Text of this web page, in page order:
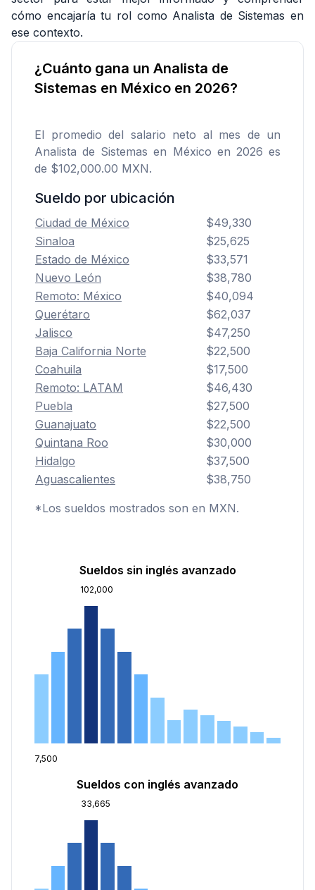
cómo encajaría tu rol como Analista de Sistemas en
ese contexto.
¿Cuánto gana un Analista de
Sistemas en México en 2026?
El promedio del salario neto al mes de un
Analista de Sistemas en México en 2026 es
de $102,000.00 MXN.
Sueldo por ubicación
Ciudad de México
$49,330
Sinaloa
$25,625
Estado de México
$33,571
Nuevo León
$38,780
Remoto: México
$40,094
Querétaro
$62,037
Jalisco
$47,250
Baja California Norte
$22,500
Coahuila
$17,500
Remoto: LATAM
$46,430
Puebla
$27,500
Guanajuato
$22,500
Quintana Roo
$30,000
Hidalgo
$37,500
Aguascalientes
$38,750
*Los sueldos mostrados son en MXN.
Sueldos sin inglés avanzado
102,000
7,500
Sueldos con inglés avanzado
33,665